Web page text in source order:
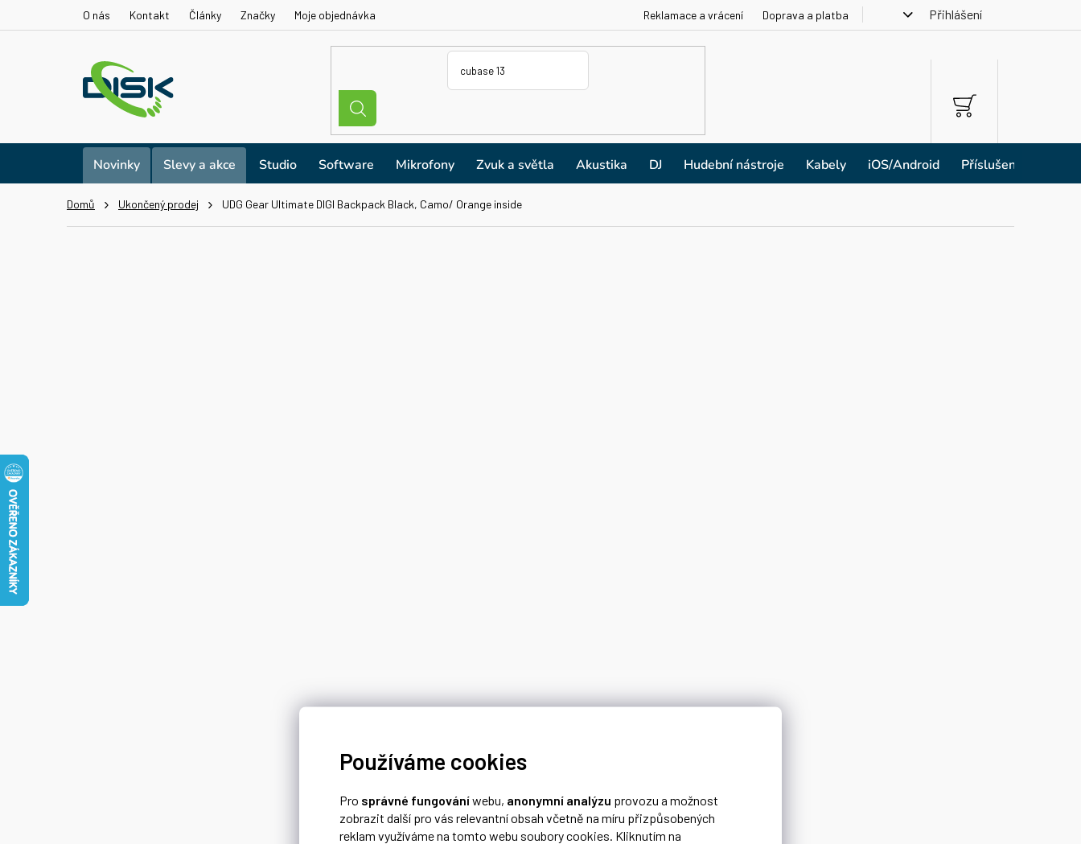
Používáme cookies
Pro správné fungováníwebu, anonymní analýzu provozu a možnost
zobrazit další pro vás relevantní obsah včetně na míru přizpůsobených
reklam využíváme na tomto webu soubory cookies. Kliknutím na
O nás Kontakt Články Značky Moje objednávka Reklamace a vrácení Doprava a platba Přihlášení
NÁKUPNÍ
KOŠÍK
Novinky Slevy a akce Studio Software Mikrofony Zvuk a světla Akustika DJ Hudební nástroje Kabely iOS/Android Příslušenství
Domů Ukončený prodej UDG Gear Ultimate DIGI Backpack Black, Camo/ Orange inside